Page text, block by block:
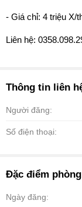
- Giá chỉ: 4 triệu X/
Liên hệ:
Thông tin liên
Người đăng:
Số điện thoại:
Đặc điểm
Ngày đăng: